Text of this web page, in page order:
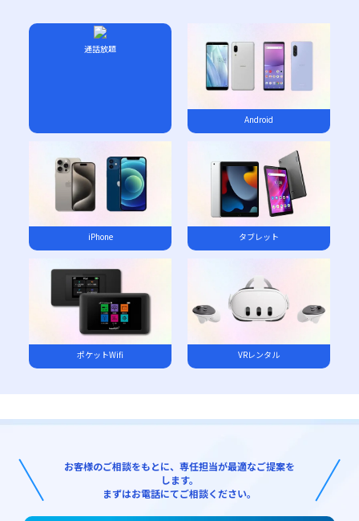
通話放題
Android
iPhone タブレット
ポケットWifi VRレンタル
お客様のご相談をもとに、専任担当が最適なご提案を
します。
まずはお電話にてご相談ください。